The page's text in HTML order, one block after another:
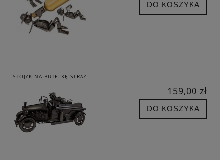
DO KOSZYKA
STOJAK NA BUTELKĘ STRAŻ
159,00 zł
DO KOSZYKA